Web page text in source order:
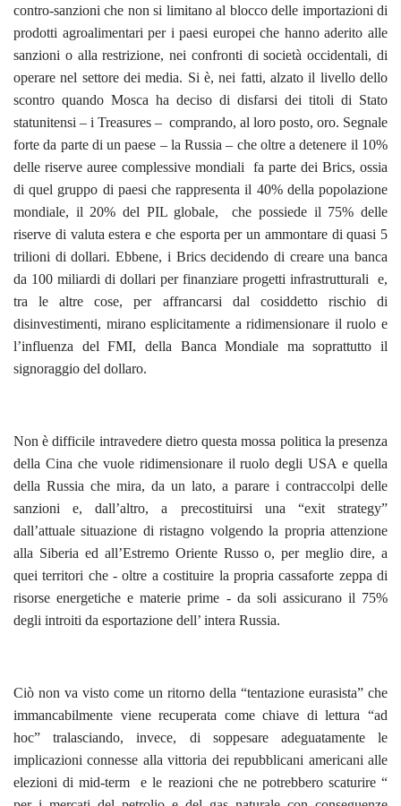
contro-sanzioni che non si limitano al blocco delle importazioni di
prodotti agroalimentari per i paesi europei che hanno aderito alle
sanzioni o alla restrizione, nei confronti di società occidentali, di
operare nel settore dei media. Si è, nei fatti, alzato il livello dello
scontro quando Mosca ha deciso di disfarsi dei titoli di Stato
statunitensi – i Treasures – comprando, al loro posto, oro. Segnale
forte da parte di un paese – la Russia – che oltre a detenere il 10%
delle riserve auree complessive mondiali fa parte dei Brics, ossia
di quel gruppo di paesi che rappresenta il 40% della popolazione
mondiale, il 20% del PIL globale, che possiede il 75% delle
riserve di valuta estera e che esporta per un ammontare di quasi 5
trilioni di dollari. Ebbene, i Brics decidendo di creare una banca
da 100 miliardi di dollari per finanziare progetti infrastrutturali e,
tra le altre cose, per affrancarsi dal cosiddetto rischio di
disinvestimenti, mirano esplicitamente a ridimensionare il ruolo e
l’influenza del FMI, della Banca Mondiale ma soprattutto il
signoraggio del dollaro.
Non è difficile intravedere dietro questa mossa politica la presenza
della Cina che vuole ridimensionare il ruolo degli USA e quella
della Russia che mira, da un lato, a parare i contraccolpi delle
sanzioni e, dall’altro, a precostituirsi una “exit strategy”
dall’attuale situazione di ristagno volgendo la propria attenzione
alla Siberia ed all’Estremo Oriente Russo o, per meglio dire, a
quei territori che - oltre a costituire la propria cassaforte zeppa di
risorse energetiche e materie prime - da soli assicurano il 75%
degli introiti da esportazione dell’ intera Russia.
Ciò non va visto come un ritorno della “tentazione eurasista” che
immancabilmente viene recuperata come chiave di lettura “ad
hoc” tralasciando, invece, di soppesare adeguatamente le
implicazioni connesse alla vittoria dei repubblicani americani alle
elezioni di mid-term e le reazioni che ne potrebbero scaturire “